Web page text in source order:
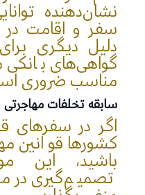
نشان‌دهنده
سفر و اقامت در
دلیل دیگری
گواهی‌های
مناسب ضروری
سابقه تخلفات مهاجرتی
اگر در سفرهای
کشورها قوانین
باشید، این
تصمیم‌گیری در